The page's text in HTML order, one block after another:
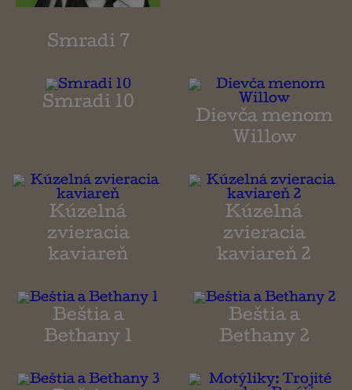
Smradi 7
Smradi 10
Dievča menom
Willow
Kúzelná
zvieracia
kaviareň
Kúzelná
zvieracia
kaviareň 2
Beštia a
Bethany 1
Beštia a
Bethany 2